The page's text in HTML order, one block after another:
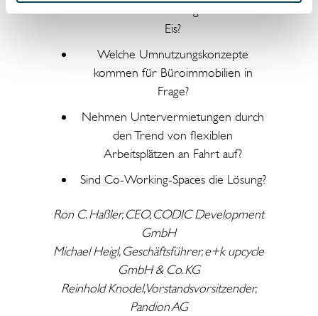
der wirtschaftlichenLage derzeit auf
Eis?
Welche Umnutzungskonzepte
kommen für Büroimmobilien in
Frage?
Nehmen Untervermietungen durch
den Trend von flexiblen
Arbeitsplätzen an Fahrt auf?
Sind Co-Working-Spaces die Lösung?
Ron C. Haßler, CEO, CODIC Development
GmbH
Michael Heigl, Geschäftsführer, e+k upcycle
GmbH & Co. KG
Reinhold Knodel, Vorstandsvorsitzender,
Pandion AG